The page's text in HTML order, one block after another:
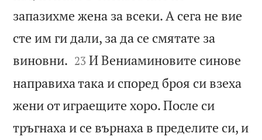
запазихме жена за всеки. А сега не вие
сте им ги дали, за да се смятате за
виновни. 

23 И Вениаминовите синове
направиха така и според броя си взеха
жени от играещите хоро. После си
тръгнаха и се върнаха в пределите си, и